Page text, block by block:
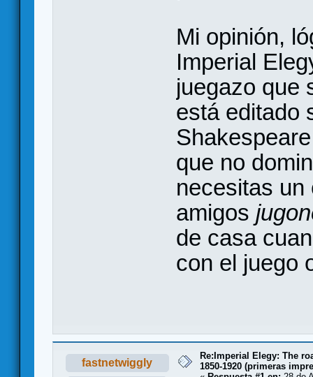
Mi opinión,
Imperial
juegazo que
está editado
que no
necesitas un
amigos
de casa
con el juego
fastnetwiggly
Re:Imperial Elegy: The
1850-1920 (primeras